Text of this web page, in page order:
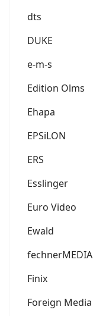
dts
DUKE
e-m-s
Edition Olms
Ehapa
EPSiLON
ERS
Esslinger
Euro Video
Ewald
fechnerMEDIA
Finix
Foreign Media